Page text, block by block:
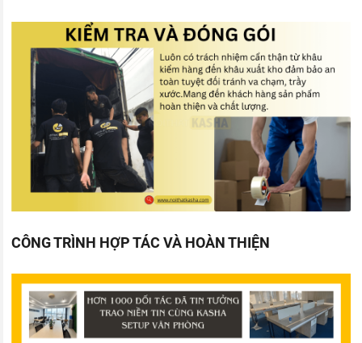
CÔNG TRÌNH HỢP TÁC VÀ HOÀN THIỆN